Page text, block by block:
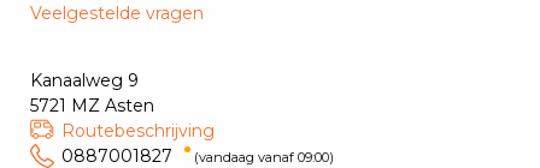
Veelgestelde vragen
Kanaalweg 9
5721 MZ Asten
Routebeschrijving
0887001827
(vandaag vanaf 09:00)